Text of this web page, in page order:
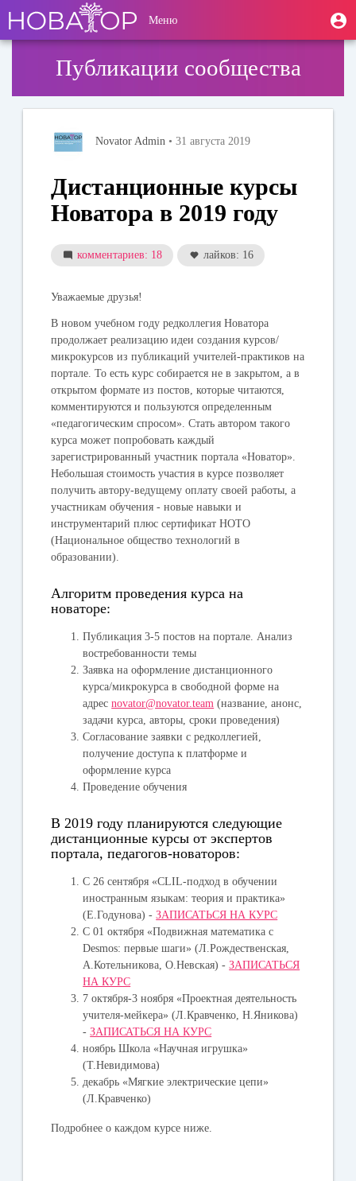
основному
содержанию
User
account
Меню
Публикации сообщества
Novator Admin • 31 августа 2019
Дистанционные курсы
Новатора в 2019 году
комментариев: 18 лайков: 16
Уважаемые друзья!
В новом учебном году редколлегия Новатора
продолжает реализацию идеи создания курсов/
микрокурсов из публикаций учителей-практиков на
портале. То есть курс собирается не в закрытом, а в
открытом формате из постов, которые читаются,
комментируются и пользуются определенным
«педагогическим спросом». Стать автором такого
курса может попробовать каждый
зарегистрированный участник портала «Новатор».
Небольшая стоимость участия в курсе позволяет
получить автору-ведущему оплату своей работы, а
участникам обучения - новые навыки и
инструментарий плюс сертификат НОТО
(Национальное общество технологий в
образовании).
Алгоритм проведения курса на
новаторе:
Публикация 3-5 постов на портале. Анализ
востребованности темы
Заявка на оформление дистанционного
курса/микрокурса в свободной форме на
адресnovator@novator.team (название, анонс,
задачи курса, авторы, сроки проведения)
Согласование заявки с редколлегией,
получение доступа к платформе и
оформление курса
Проведение обучения
В 2019 году планируются следующие
дистанционные курсы от экспертов
портала, педагогов-новаторов:
С 26 сентября «CLIL-подход в обучении
иностранным языкам: теория и практика»
(Е.Годунова) -ЗАПИСАТЬСЯ НА КУРС
С 01 октября «Подвижная математика с
Desmos: первые шаги» (Л.Рождественская,
А.Котельникова, О.Невская) -ЗАПИСАТЬСЯ
НА КУРС
7 октября-3 ноября «Проектная деятельность
учителя-мейкера» (Л.Кравченко, Н.Яникова)
-ЗАПИСАТЬСЯ НА КУРС
ноябрь Школа «Научная игрушка»
(Т.Невидимова)
декабрь «Мягкие электрические цепи»
(Л.Кравченко)
Подробнее о каждом курсе ниже.